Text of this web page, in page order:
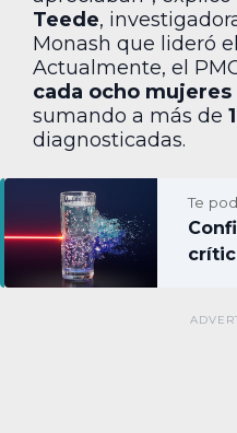
Teede,
Monash que lideró
Actualmente, el
cada ocho mujeres
sumando a más de
diagnosticadas.
Te